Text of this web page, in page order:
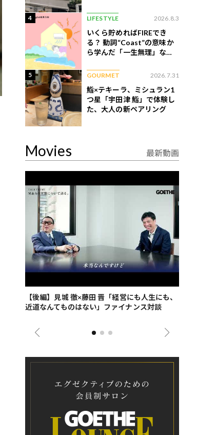
4 LIFESTYLE 2026.8.3
いくら貯めればFIREでき
る？ 動詞“Coast”の意味か
ら学んだ「一生無理」な切
5 GOURMET 2026.7.31
鮨×テキーラ、ミシュラン1
つ星「宇田津 鮨」で体験し
た、大人の新ペアリング
Movies 最新動画
【後編】見城 徹×藤田 晋「経営にも人生にも、
近道なんてものはない」ファイナンス対談